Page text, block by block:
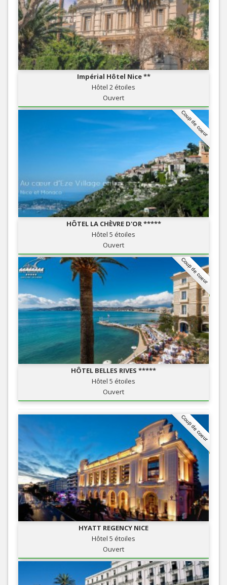
Impérial Hôtel Nice **
Hôtel 2 étoiles
Ouvert
Coup de coeur
HÔTEL LA CHÈVRE D'OR *****
Hôtel 5 étoiles
Ouvert
Coup de coeur
HÔTEL BELLES RIVES *****
Hôtel 5 étoiles
Ouvert
Coup de coeur
HYATT REGENCY NICE
Hôtel 5 étoiles
Ouvert